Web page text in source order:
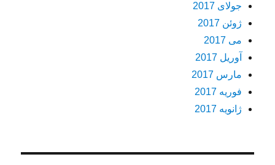
جولای 2017
ژوئن 2017
می 2017
آوریل 2017
مارس 2017
فوریه 2017
ژانویه 2017